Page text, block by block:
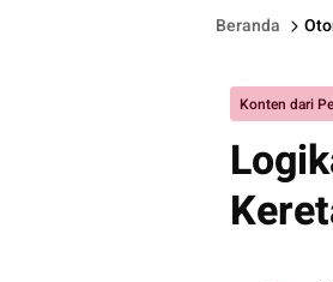
Beranda
Konten dari